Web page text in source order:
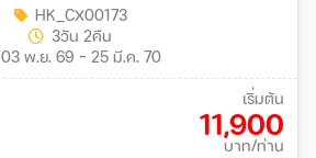
HK_CX00173
3วัน 2คืน
03 พ.ย. 69 - 25 มี.ค. 70
เริ่มต้น
11,900
บาท/ท่าน